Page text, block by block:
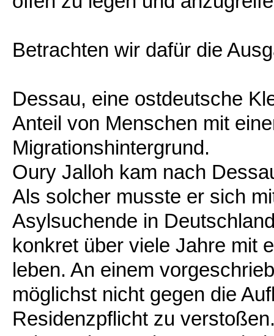
Betrachten wir dafür die
Dessau, eine ostdeutsche
Anteil von Menschen mit
Migrationshintergrund.
Oury Jalloh kam nach
Als solcher musste er sich
Asylsuchende in
konkret über viele Jahre mit
leben. An einem
möglichst nicht gegen die
Residenzpflicht zu